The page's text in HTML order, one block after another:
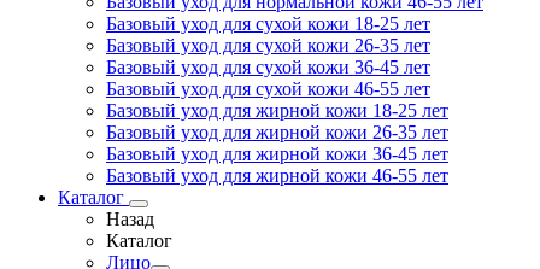
Базовый уход для сухой кожи 18-25 лет
Базовый уход для сухой кожи 26-35 лет
Базовый уход для сухой кожи 36-45 лет
Базовый уход для сухой кожи 46-55 лет
Базовый уход для жирной кожи 18-25 лет
Базовый уход для жирной кожи 26-35 лет
Базовый уход для жирной кожи 36-45 лет
Базовый уход для жирной кожи 46-55 лет
Каталог
Назад
Каталог
Лицо